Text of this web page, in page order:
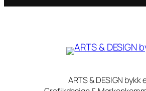
ARTS & DESIGN bykk